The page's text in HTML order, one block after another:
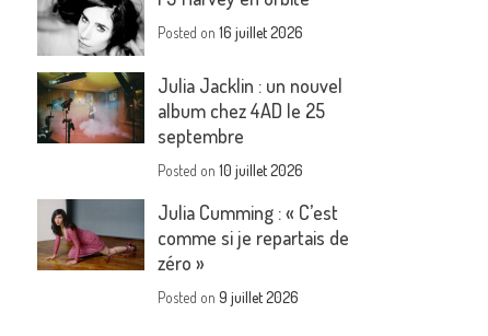
Posted on16 juillet 2026
Julia Jacklin : un nouvel
album chez 4AD le 25
septembre
Posted on10 juillet 2026
Julia Cumming : « C’est
comme si je repartais de
zéro »
Posted on9 juillet 2026